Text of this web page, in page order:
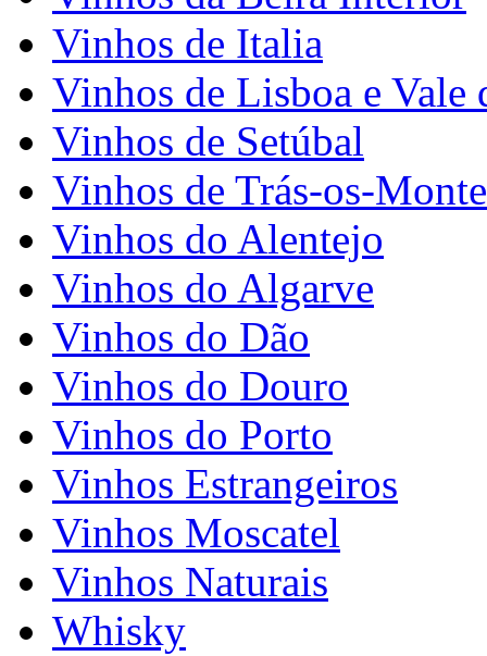
Vinhos de Italia
Vinhos de Lisboa e Vale
Vinhos de Setúbal
Vinhos de Trás-os-
Vinhos do Alentejo
Vinhos do Algarve
Vinhos do Dão
Vinhos do Douro
Vinhos do Porto
Vinhos Estrangeiros
Vinhos Moscatel
Vinhos Naturais
Whisky